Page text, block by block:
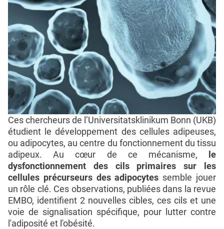
Ces chercheurs de l’Universitatsklinikum Bonn (UKB)
étudient le développement des cellules adipeuses,
ou adipocytes, au centre du fonctionnement du tissu
adipeux. Au cœur de ce mécanisme, le
dysfonctionnement des cils primaires sur les
cellules précurseurs des adipocytes semble jouer
un rôle clé. Ces observations, publiées dans la revue
EMBO, identifient 2 nouvelles cibles, ces cils et une
voie de signalisation spécifique, pour lutter contre
l'adiposité et l'obésité.